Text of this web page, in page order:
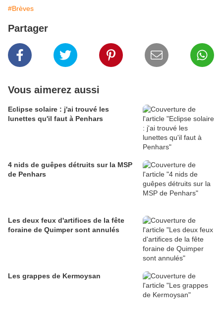
#Brèves
Partager
Vous aimerez aussi
Eclipse solaire : j'ai trouvé les
lunettes qu'il faut à Penhars
4 nids de guêpes détruits sur la MSP
de Penhars
Les deux feux d'artifices de la fête
foraine de Quimper sont annulés
Les grappes de Kermoysan